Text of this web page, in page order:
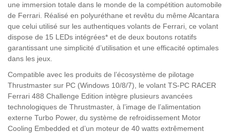
une immersion totale dans le monde de la compétition automobile
de Ferrari. Réalisé en polyuréthane et revêtu du même Alcantara
que celui utilisé sur les authentiques volants de Ferrari, ce volant
dispose de 15 LEDs intégrées* et de deux boutons rotatifs
garantissant une simplicité d’utilisation et une efficacité optimales
dans les jeux.
Compatible avec les produits de l’écosystème de pilotage
Thrustmaster sur PC (Windows 10/8/7), le volant TS-PC RACER
Ferrari 488 Challenge Edition intègre plusieurs avancées
technologiques de Thrustmaster, à l’image de l’alimentation
externe Turbo Power, du système de refroidissement Motor
Cooling Embedded et d’un moteur de 40 watts extrêmement